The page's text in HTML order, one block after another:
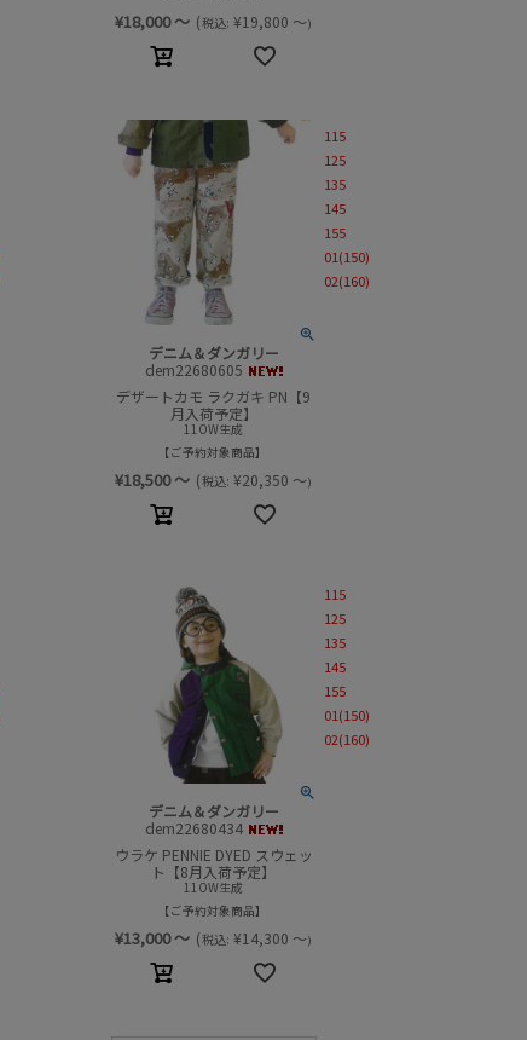
¥18,000～ (税込: ¥19,800 ～)
デニム＆ダンガリー
dem22680605
デザートカモ ラクガキ PN【9
月入荷予定】
11OW生成
ご予約対象商品
¥18,500～ (税込: ¥20,350 ～)
115
125
135
145
155
01(150)
02(160)
デニム＆ダンガリー
dem22680434
ウラケ PENNIE DYED スウェッ
ト【8月入荷予定】
11OW生成
ご予約対象商品
¥13,000～ (税込: ¥14,300 ～)
115
125
135
145
155
01(150)
02(160)